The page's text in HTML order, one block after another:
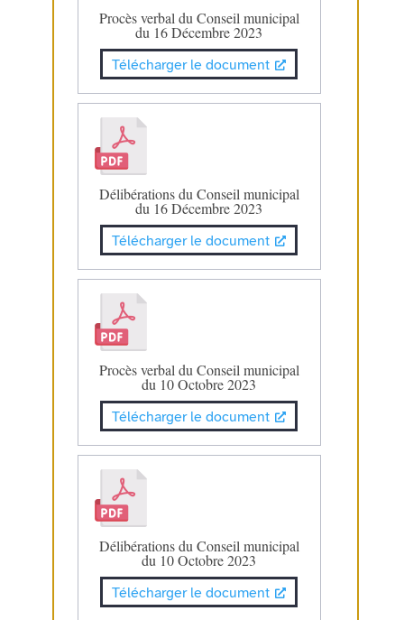
Procès verbal du Conseil municipal
du 16 Décembre 2023
Télécharger le document
Délibérations du Conseil municipal
du 16 Décembre 2023
Télécharger le document
Procès verbal du Conseil municipal
du 10 Octobre 2023
Télécharger le document
Délibérations du Conseil municipal
du 10 Octobre 2023
Télécharger le document